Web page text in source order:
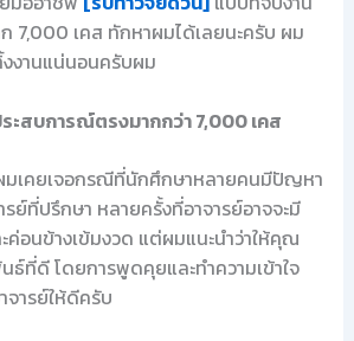
7,000 เคส ทักหาผมได้เลยนะครับ ผม
งานแน่นอนครับผม
ะสบการณ์ตรงมากกว่า 7,000 เคส
ผมเคยเจอกรณีที่นักศึกษาหลายคนมีปัญหา
ย์ที่ปรึกษา หลายครั้งที่อาจารย์อาจจะมี
ค่อนข้างเข้มงวด แต่ผมแนะนำว่าให้คุณ
ธ์ที่ดี โดยการพูดคุยและทำความเข้าใจ
จารย์ให้ดีครับ